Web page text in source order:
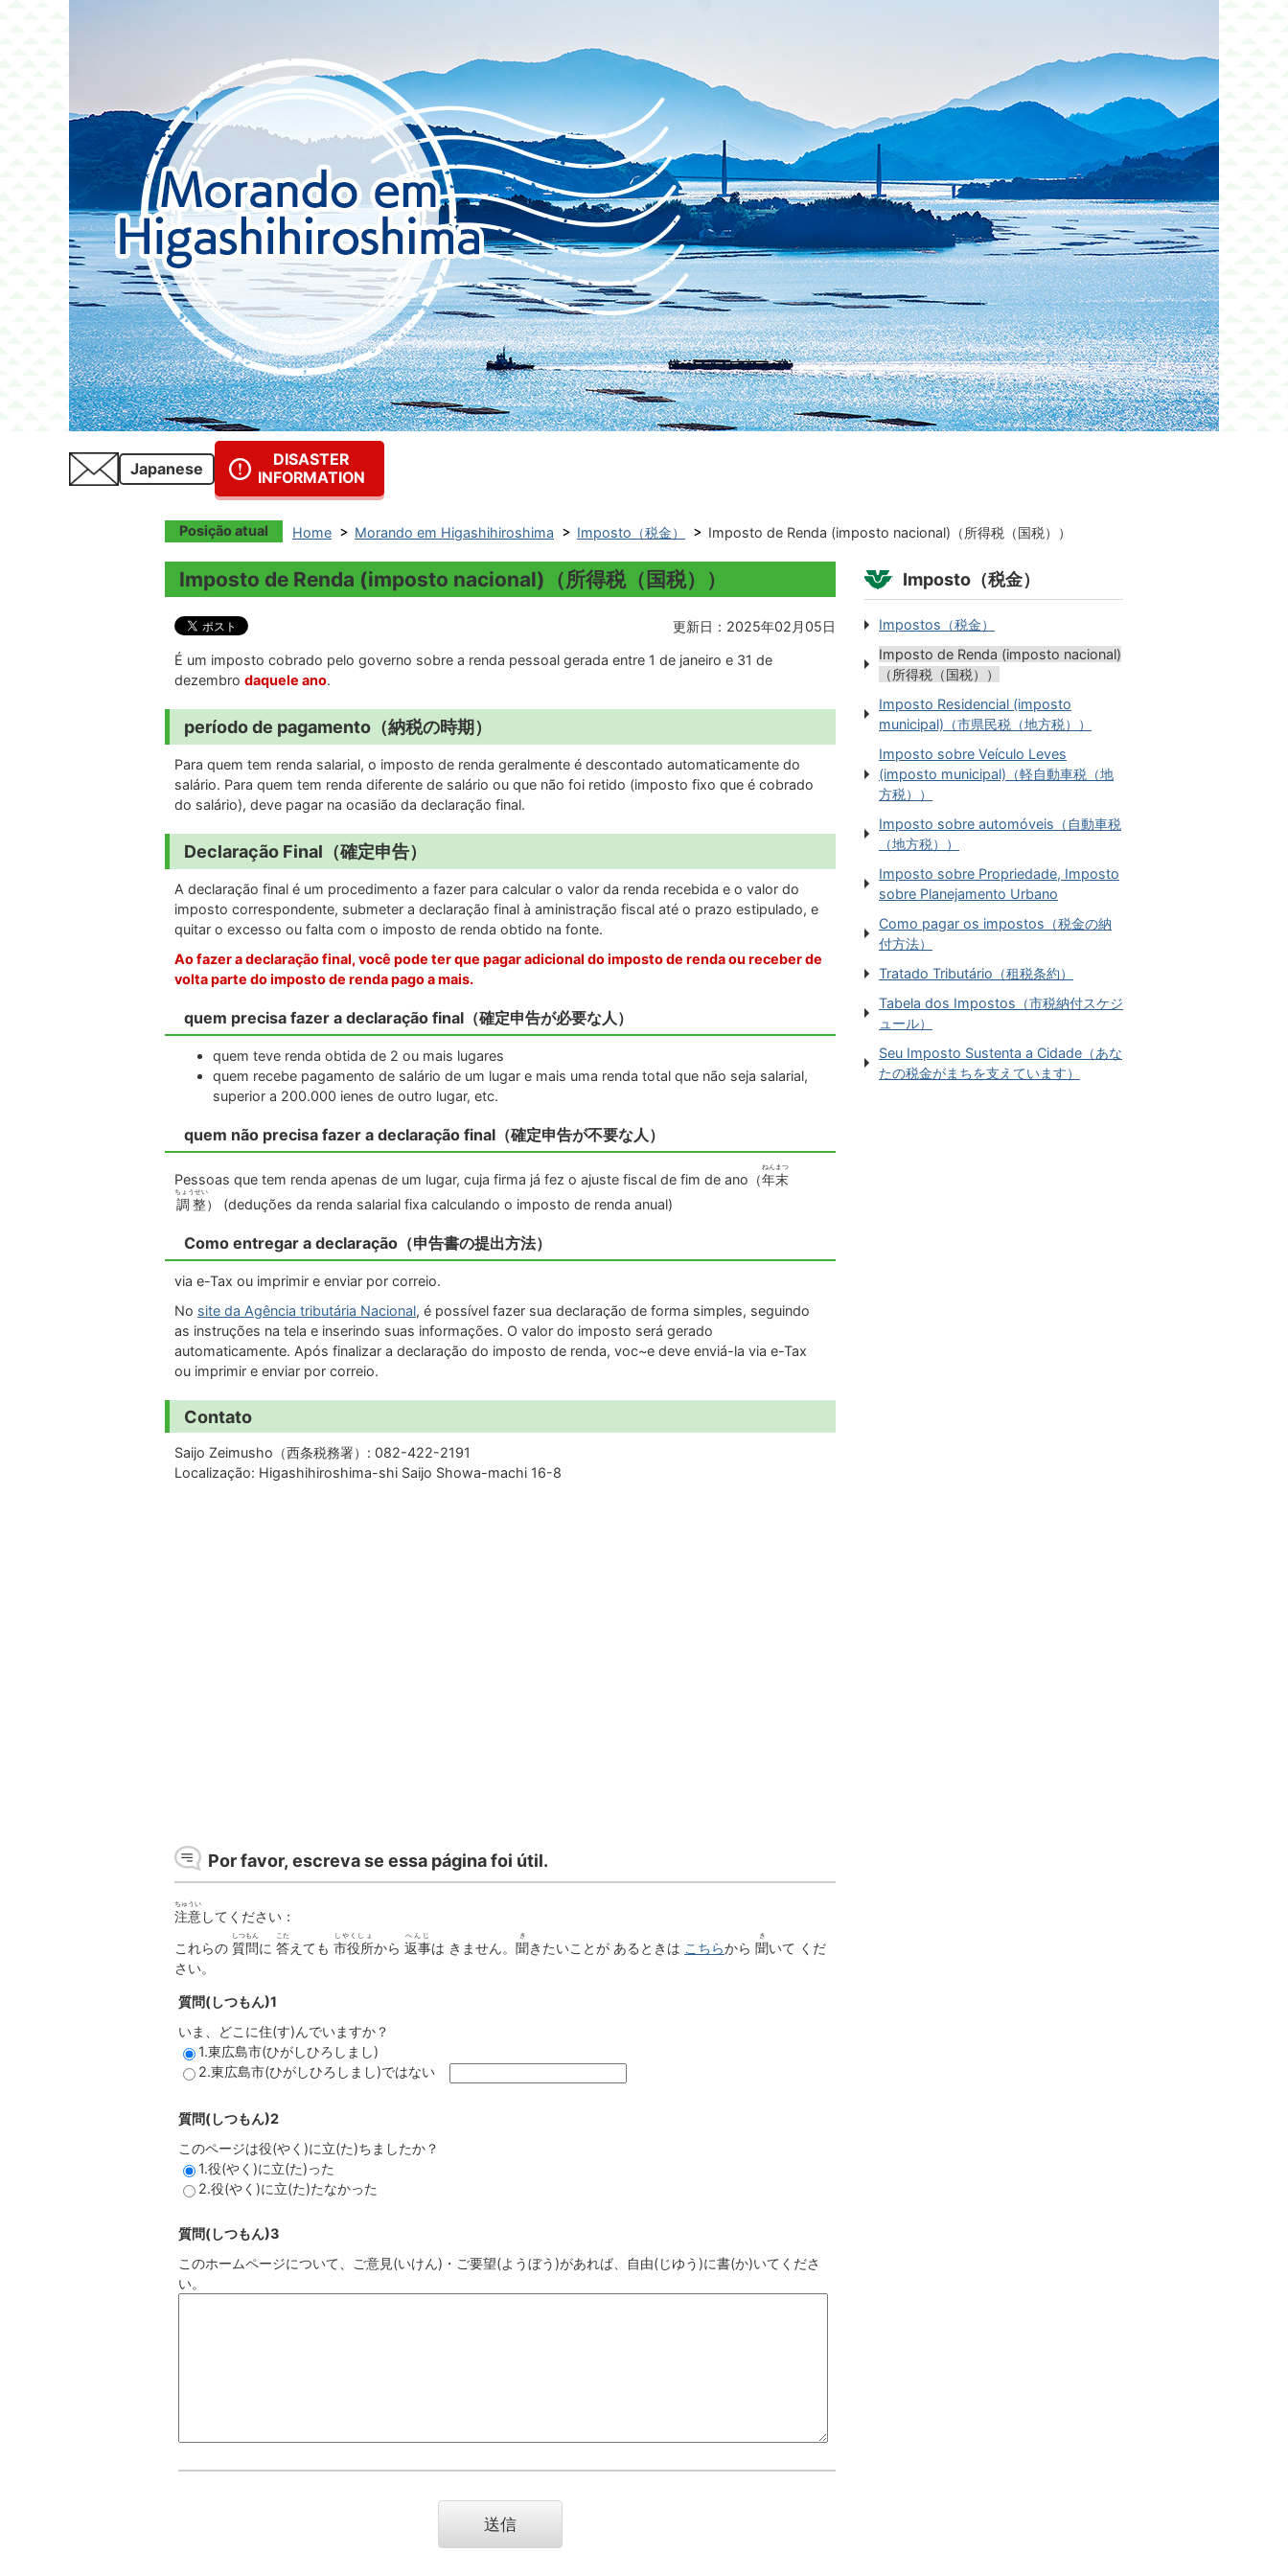
Japanese
DISASTER
INFORMATION
Posição atual Home Morando em Higashihiroshima Imposto（税金） Imposto de Renda (imposto nacional)（所得税（国税））
Imposto de Renda (imposto nacional)（所得税（国税））
更新日：2025年02月05日
É um imposto cobrado pelo governo sobre a renda pessoal gerada entre 1 de janeiro e 31 de
dezembro daquele ano.
período de pagamento（納税の時期）
Para quem tem renda salarial, o imposto de renda geralmente é descontado automaticamente do
salário. Para quem tem renda diferente de salário ou que não foi retido (imposto fixo que é cobrado
do salário), deve pagar na ocasião da declaração final.
Declaração Final（確定申告）
A declaração final é um procedimento a fazer para calcular o valor da renda recebida e o valor do
imposto correspondente, submeter a declaração final à aministração fiscal até o prazo estipulado, e
quitar o excesso ou falta com o imposto de renda obtido na fonte.
Ao fazer a declaração final, você pode ter que pagar adicional do imposto de renda ou receber de
volta parte do imposto de renda pago a mais.
quem precisa fazer a declaração final（確定申告が必要な人）
quem teve renda obtida de 2 ou mais lugares
quem recebe pagamento de salário de um lugar e mais uma renda total que não seja salarial,
superior a 200.000 ienes de outro lugar, etc.
quem não precisa fazer a declaração final（確定申告が不要な人）
Pessoas que tem renda apenas de um lugar, cuja firma já fez o ajuste fiscal de fim de ano （年末
ねんまつ
調整
ちょうせい
） (deduções da renda salarial fixa calculando o imposto de renda anual)
Como entregar a declaração（申告書の提出方法）
via e-Tax ou imprimir e enviar por correio.
No site da Agência tributária Nacional, é possível fazer sua declaração de forma simples, seguindo
as instruções na tela e inserindo suas informações. O valor do imposto será gerado
automaticamente. Após finalizar a declaração do imposto de renda, voc~e deve enviá-la via e-Tax
ou imprimir e enviar por correio.
Contato
Saijo Zeimusho（西条税務署）: 082-422-2191
Localização: Higashihiroshima-shi Saijo Showa-machi 16-8
Por favor, escreva se essa página foi útil.
注意
ちゅうい
してください：
これらの 質問
しつもん
に 答
こた
えても 市役所
しやくしょ
から 返事
へんじ
は きません。 聞
き
きたいことが あるときは こちらから 聞
き
いて くだ
さい。
質問(しつもん)1
いま、どこに住(す)んでいますか？
1.東広島市(ひがしひろしまし)
2.東広島市(ひがしひろしまし)ではない
質問(しつもん)2
このページは役(やく)に立(た)ちましたか？
1.役(やく)に立(た)った
2.役(やく)に立(た)たなかった
質問(しつもん)3
このホームページについて、ご意見(いけん)・ご要望(ようぼう)があれば、自由(じゆう)に書(か)いてくださ
い。
Imposto（税金）
Impostos（税金）
Imposto de Renda (imposto nacional)
（所得税（国税））
Imposto Residencial (imposto
municipal)（市県民税（地方税））
Imposto sobre Veículo Leves
(imposto municipal)（軽自動車税（地
方税））
Imposto sobre automóveis（自動車税
（地方税））
Imposto sobre Propriedade, Imposto
sobre Planejamento Urbano
Como pagar os impostos（税金の納
付方法）
Tratado Tributário（租税条約）
Tabela dos Impostos（市税納付スケジ
ュール）
Seu Imposto Sustenta a Cidade（あな
たの税金がまちを支えています）